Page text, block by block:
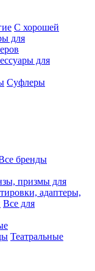
С хорошей
для
для
Суфлеры
бренды
призмы для
адаптеры,
Все для
Театральные